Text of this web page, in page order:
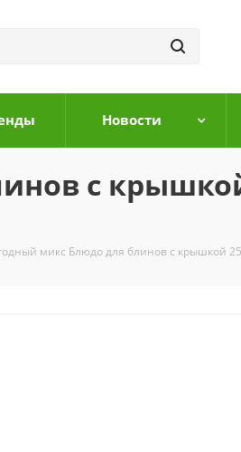
Новости
с
микс Блюдо для блинов с крышкой